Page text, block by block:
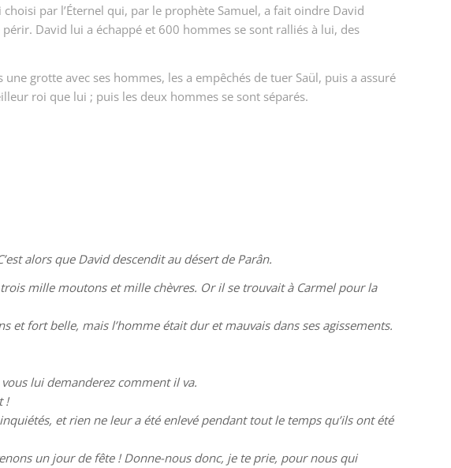
par l’Éternel qui, par le prophète Samuel, a fait oindre David
David lui a échappé et 600 hommes se sont ralliés à lui, des
grotte avec ses hommes, les a empêchés de tuer Saül, puis a assuré
roi que lui ; puis les deux hommes se sont séparés.
alors que David descendit au désert de Parân.
mille moutons et mille chèvres. Or il se trouvait à Carmel pour la
et fort belle, mais l’homme était dur et mauvais dans ses agissements.
lui demanderez comment il va.
!
et rien ne leur a été enlevé pendant tout le temps qu’ils ont été
un jour de fête ! Donne-nous donc, je te prie, pour nous qui